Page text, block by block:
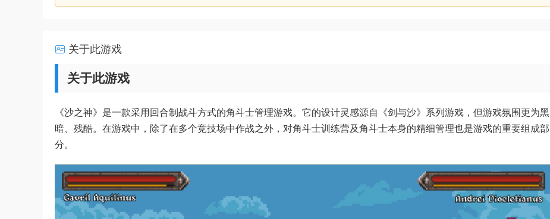
关于此游戏
关于此游戏
《沙之神》是一款采用回合制战斗方式的角斗士管理游戏。它的设计灵感源自《剑与沙》系列游戏，但游戏氛围更为黑
暗、残酷。在游戏中，除了在多个竞技场中作战之外，对角斗士训练营及角斗士本身的精细管理也是游戏的重要组成部
分。